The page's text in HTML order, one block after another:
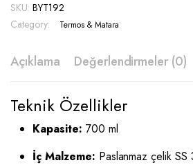
SKU: BYT192
Category:
Termos & Matara
Açıklama Değerlendirmeler (0)
Teknik Özellikler
Kapasite: 700 ml
İç Malzeme: Paslanmaz çelik